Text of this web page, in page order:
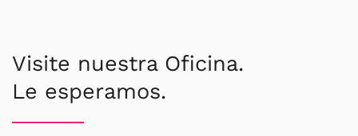
Visite nuestra Oficina.
Le esperamos.